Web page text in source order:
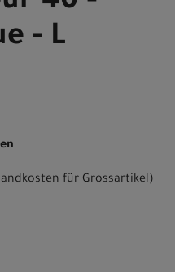
- L
für Grossartikel)